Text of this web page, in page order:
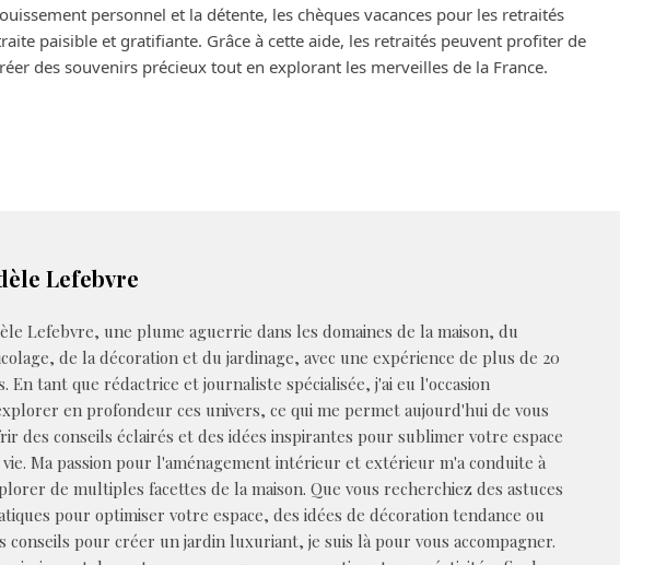
personnel et la détente, les chèques vacances pour les retraités
paisible et gratifiante. Grâce à cette aide, les retraités peuvent profiter de
des souvenirs précieux tout en explorant les merveilles de la France.
Lefebvre
Lefebvre, une plume aguerrie dans les domaines de la maison, du
de la décoration et du jardinage, avec une expérience de plus de 20
En tant que rédactrice et journaliste spécialisée, j'ai eu l'occasion
en profondeur ces univers, ce qui me permet aujourd'hui de vous
des conseils éclairés et des idées inspirantes pour sublimer votre espace
Ma passion pour l'aménagement intérieur et extérieur m'a conduite à
de multiples facettes de la maison. Que vous recherchiez des astuces
pour optimiser votre espace, des idées de décoration tendance ou
conseils pour créer un jardin luxuriant, je suis là pour vous accompagner.